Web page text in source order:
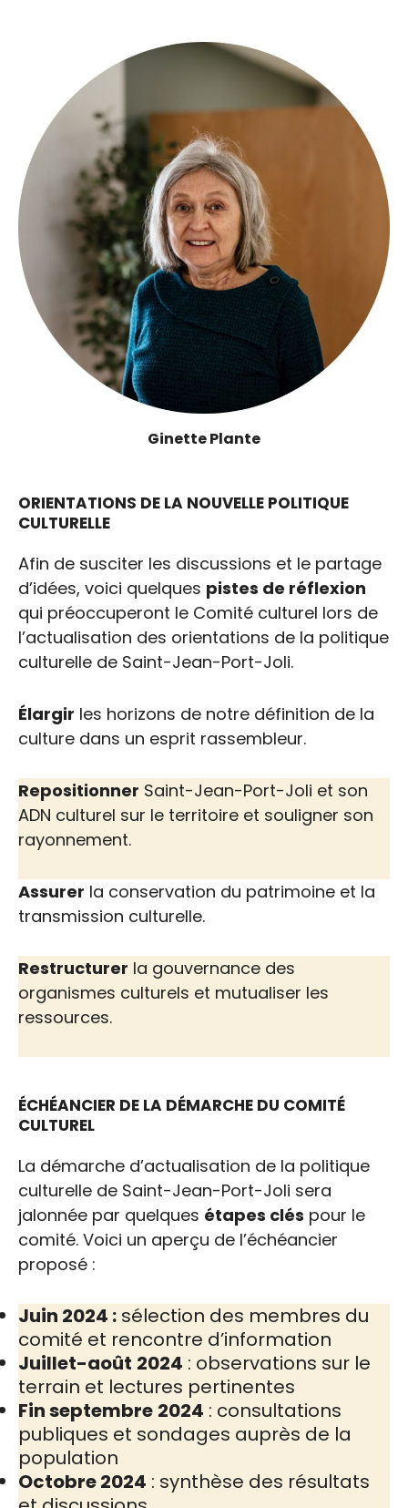
Des places sont à
combler au sein du
Comité culturel
Ginette Plante
ORIENTATIONS DE LA NOUVELLE POLITIQUE
CULTURELLE
Afin de susciter les discussions et le partage
d’idées, voici quelques pistes de réflexion
qui préoccuperont le Comité culturel lors de
l’actualisation des orientations de la politique
culturelle de Saint-Jean-Port-Joli.
Élargir les horizons de notre définition de la
culture dans un esprit rassembleur.
Repositionner Saint-Jean-Port-Joli et son
ADN culturel sur le territoire et souligner son
rayonnement.
Assurer la conservation du patrimoine et la
transmission culturelle.
Restructurer la gouvernance des
organismes culturels et mutualiser les
ressources.
ÉCHÉANCIER DE LA DÉMARCHE DU COMITÉ
CULTUREL
La démarche d’actualisation de la politique
culturelle de Saint-Jean-Port-Joli sera
jalonnée par quelques étapes clés pour le
comité. Voici un aperçu de l’échéancier
proposé :
Juin 2024 : sélection des membres du
comité et rencontre d’information
Juillet-août 2024 : observations sur le
terrain et lectures pertinentes
Fin septembre 2024 : consultations
publiques et sondages auprès de la
population
Octobre 2024 : synthèse des résultats